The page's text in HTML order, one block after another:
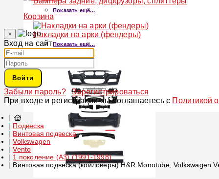
Показать ещё...
Накладки на арки (фендеры)
Показать ещё...
Корзина
×
Вход на сайт
Войти
Забыли пароль?
Зарегистрироваться
При входе и регистрации вы соглашаетесь с Политикой
Подвеска
Винтовая подвеска
Volkswagen
Vento
1 поколение (A3) (1991-1998)
Винтовая подвеска (койловеры) H&R Monotube, Volkswagen